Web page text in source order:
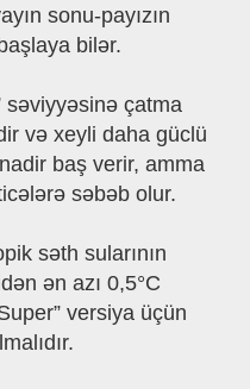
sonu-payızın
bilər.
səviyyəsinə çatma
və xeyli daha güclü
baş verir, amma
səbəb olur.
səth sularının
ən azı 0,5°C
versiya üçün